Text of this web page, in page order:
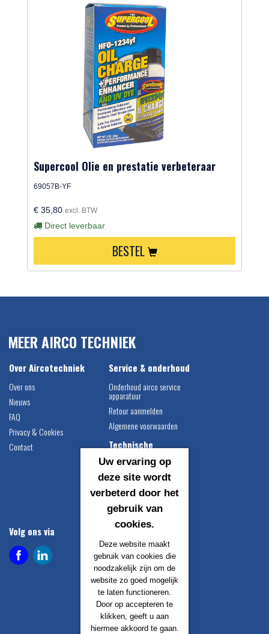
Supercool Olie en prestatie verbeteraar
69057B-YF
€ 35,80 excl. BTW
Direct leverbaar
BESTEL
MEER AIRCO TECHNIEK
Over Aircotechniek
Over ons
Nieuws
FAQ
Privacy & Cookies
Contact
Service & onderhoud
Onderhoud airco service
apparatuur
Retour aanmelden
Algemene voorwaarden
Technische
Airco vulgewichten
Compressor montage
instructie
Catalogus downloaden
Volg ons via Contact gegevens
Airco Techniek B.V.
Egersundweg 1
9723 JM Groningen
info@aircotechniek.nl
+31 50 529 1883
Uw ervaring op
deze site wordt
verbeterd door het
gebruik van
cookies.
Deze website maakt
gebruik van cookies die
noodzakelijk zijn om de
website zo goed mogelijk
te laten functioneren.
Door op accepteren te
klikken, geeft u aan
hiermee akkoord te gaan.